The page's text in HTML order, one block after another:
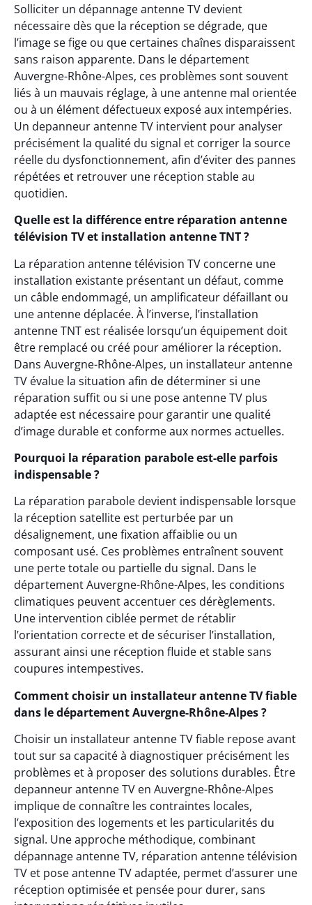
Solliciter un dépannage antenne TV devient
nécessaire dès que la réception se dégrade, que
l’image se fige ou que certaines chaînes disparaissent
sans raison apparente. Dans le département
Auvergne-Rhône-Alpes, ces problèmes sont souvent
liés à un mauvais réglage, à une antenne mal orientée
ou à un élément défectueux exposé aux intempéries.
Un depanneur antenne TV intervient pour analyser
précisément la qualité du signal et corriger la source
réelle du dysfonctionnement, afin d’éviter des pannes
répétées et retrouver une réception stable au
quotidien.
Quelle est la différence entre réparation antenne
télévision TV et installation antenne TNT ?
La réparation antenne télévision TV concerne une
installation existante présentant un défaut, comme
un câble endommagé, un amplificateur défaillant ou
une antenne déplacée. À l’inverse, l’installation
antenne TNT est réalisée lorsqu’un équipement doit
être remplacé ou créé pour améliorer la réception.
Dans Auvergne-Rhône-Alpes, un installateur antenne
TV évalue la situation afin de déterminer si une
réparation suffit ou si une pose antenne TV plus
adaptée est nécessaire pour garantir une qualité
d’image durable et conforme aux normes actuelles.
Pourquoi la réparation parabole est-elle parfois
indispensable ?
La réparation parabole devient indispensable lorsque
la réception satellite est perturbée par un
désalignement, une fixation affaiblie ou un
composant usé. Ces problèmes entraînent souvent
une perte totale ou partielle du signal. Dans le
département Auvergne-Rhône-Alpes, les conditions
climatiques peuvent accentuer ces dérèglements.
Une intervention ciblée permet de rétablir
l’orientation correcte et de sécuriser l’installation,
assurant ainsi une réception fluide et stable sans
coupures intempestives.
Comment choisir un installateur antenne TV fiable
dans le département Auvergne-Rhône-Alpes ?
Choisir un installateur antenne TV fiable repose avant
tout sur sa capacité à diagnostiquer précisément les
problèmes et à proposer des solutions durables. Être
depanneur antenne TV en Auvergne-Rhône-Alpes
implique de connaître les contraintes locales,
l’exposition des logements et les particularités du
signal. Une approche méthodique, combinant
dépannage antenne TV, réparation antenne télévision
TV et pose antenne TV adaptée, permet d’assurer une
réception optimisée et pensée pour durer, sans